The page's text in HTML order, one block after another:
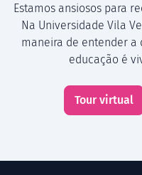
Estamos ansiosos para
Na Universidade Vila
maneira de entender a
educação é
Tour virtual